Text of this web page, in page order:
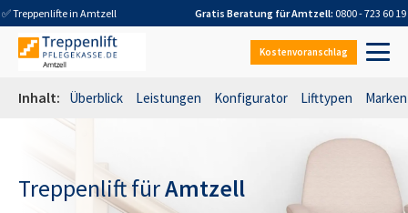
✅ Treppenlifte in Amtzell Gratis Beratung fürAmtzell: 0800 - 723 60 19
Kostenvoranschlag
Inhalt: Überblick Leistungen Konfigurator Lifttypen Marken
Treppenlift fürAmtzell